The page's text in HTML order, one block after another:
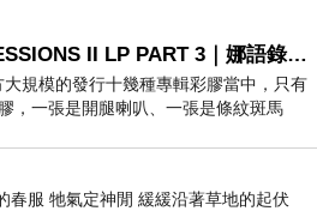
CONFESSIONS II LP PART 3｜娜語錄II LP PART 3
大規模的發行十幾種專輯彩膠當中，只有
，一張是開腿喇叭、一張是條紋斑馬
網上只剩澳洲商店AU STORE
春服 牠氣定神閒 緩緩沿著草地的起伏